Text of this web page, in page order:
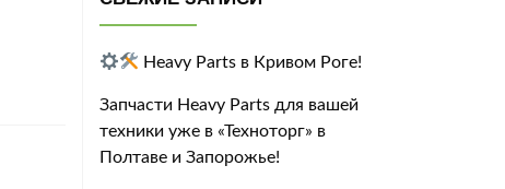
Heavy Parts в Кривом Роге!
Запчасти Heavy Parts для вашей
техники уже в «Техноторг» в
Полтаве и Запорожье!